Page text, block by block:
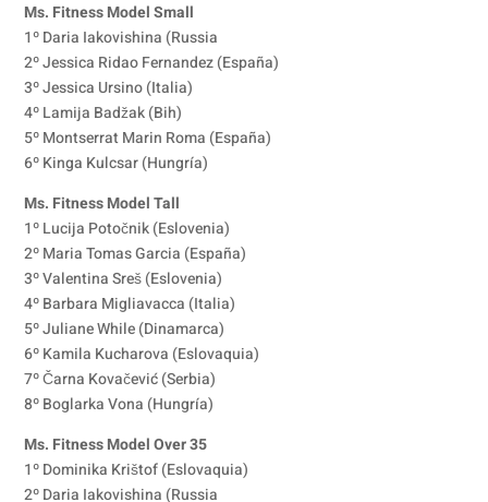
Ms. Fitness Model Small
1º Daria Iakovishina (Russia
2º Jessica Ridao Fernandez (España)
3º Jessica Ursino (Italia)
4º Lamija Badžak (Bih)
5º Montserrat Marin Roma (España)
6º Kinga Kulcsar (Hungría)
Ms. Fitness Model Tall
1º Lucija Potočnik (Eslovenia)
2º Maria Tomas Garcia (España)
3º Valentina Sreš (Eslovenia)
4º Barbara Migliavacca (Italia)
5º Juliane While (Dinamarca)
6º Kamila Kucharova (Eslovaquia)
7º Čarna Kovačević (Serbia)
8º Boglarka Vona (Hungría)
Ms. Fitness Model Over 35
1º Dominika Krištof (Eslovaquia)
2º Daria Iakovishina (Russia